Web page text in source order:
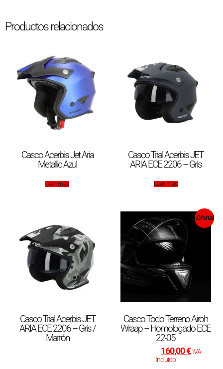
Productos relacionados
Casco Acerbis Jet Aria
Metallic Azul
Leer más
Casco Trial Acerbis JET
ARIA ECE 2206 – Gris
Leer más
Casco Trial Acerbis JET
ARIA ECE 2206 – Gris /
Marrón
¡Oferta!
Casco Todo Terreno Airoh
Wraap – Homologado ECE
22-05
160,00€ IVA
Incluído